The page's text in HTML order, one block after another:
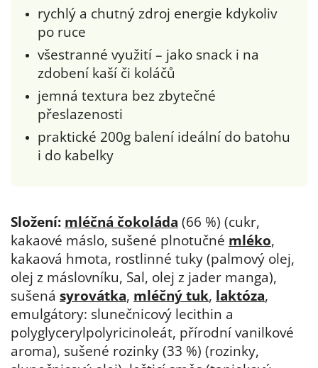
rychlý a chutný zdroj energie kdykoliv
po ruce
všestranné využití – jako snack i na
zdobení kaší či koláčů
jemná textura bez zbytečné
přeslazenosti
praktické 200g balení ideální do batohu
i do kabelky
Složení: mléčná čokoláda (66 %) (cukr,
kakaové máslo, sušené plnotučné mléko,
kakaová hmota, rostlinné tuky (palmový olej,
olej z máslovníku, Sal, olej z jader manga),
sušená syrovátka, mléčný tuk, laktóza,
emulgátory: slunečnicový lecithin a
polyglycerylpolyricinoleát, přírodní vanilkové
aroma), sušené rozinky (33 %) (rozinky,